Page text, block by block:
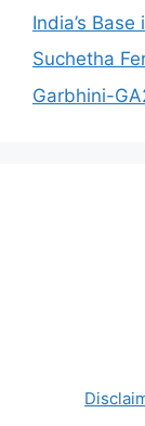
India’s
Suchetha
Garbhini-